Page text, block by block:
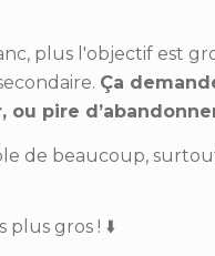
plus l'objectif est
Ça
pire
de beaucoup,
plus gros ! ⬇️